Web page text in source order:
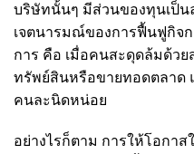
บริษัทนั้นๆ มีส่วนของทุนเป็น
เจตนารมณ์ของการฟื้นฟูกิจ
การ คือ เมื่อคนสะดุดล้มด้ว
ทรัพย์สินหรือขายทอดตลาด
คนละนิดหน่อย
อย่างไรก็ตาม การให้โอกา